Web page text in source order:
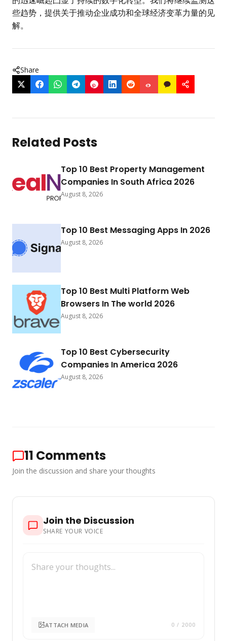
些趋势，提供关于推动企业成功和全球经济变革力量的见
解。
Share
Related Posts
Top 10 Best Property Management
Companies In South Africa 2026
August 8, 2026
Top 10 Best Messaging Apps In 2026
August 8, 2026
Top 10 Best Multi Platform Web
Browsers In The world 2026
August 8, 2026
Top 10 Best Cybersecurity
Companies In America 2026
August 8, 2026
11 Comments
Join the discussion and share your thoughts
Join the Discussion
SHARE YOUR VOICE
ATTACH MEDIA 0 / 2000